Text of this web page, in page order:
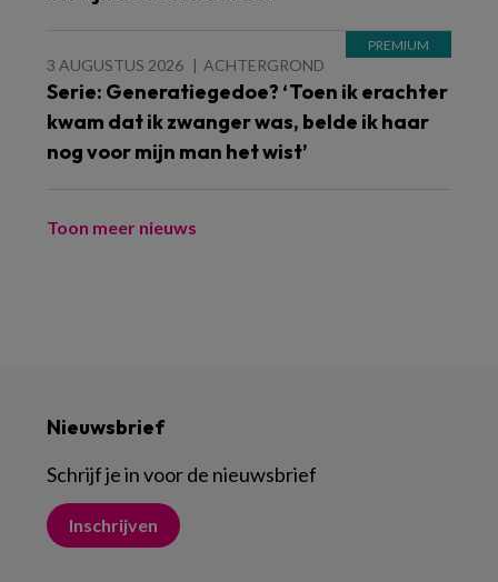
3 AUGUSTUS 2026 ACHTERGROND
Serie: Generatiegedoe? ‘Toen ik erachter
kwam dat ik zwanger was, belde ik haar
nog voor mijn man het wist’
Toon meer nieuws
Nieuwsbrief
Schrijf je in voor de nieuwsbrief
Inschrijven